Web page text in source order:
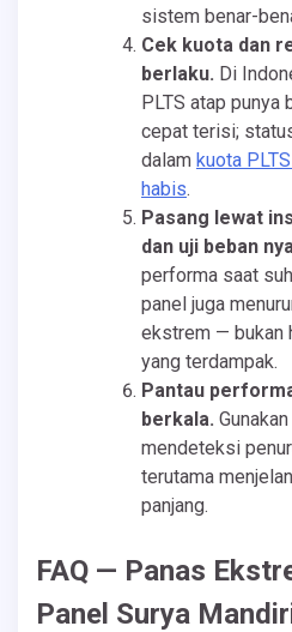
sistem benar-
Cek kuota dan
berlaku. Di
PLTS atap punya
cepat terisi;
dalam kuota
habis.
Pasang lewat
dan uji beban
performa saat
panel juga
ekstrem — bukan
yang terdampak.
Pantau
berkala.
mendeteksi
terutama
panjang.
FAQ — Panas
Panel Surya